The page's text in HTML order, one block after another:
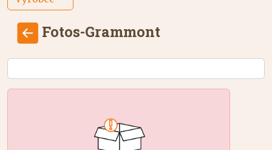
Fotos-Grammont